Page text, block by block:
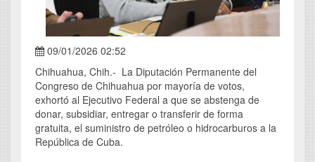
09/01/2026 02:52
Chihuahua, Chih.- La Diputación Permanente del
Congreso de Chihuahua por mayoría de votos,
exhortó al Ejecutivo Federal a que se abstenga de
donar, subsidiar, entregar o transferir de forma
gratuita, el suministro de petróleo o hidrocarburos a la
República de Cuba.